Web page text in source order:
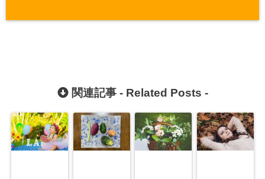
関連記事 - Related Posts -